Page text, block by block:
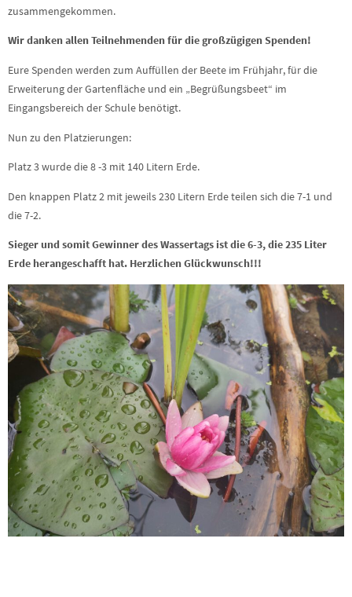
zusammengekommen.
Wir danken allen Teilnehmenden für die großzügigen Spenden!
Eure Spenden werden zum Auffüllen der Beete im Frühjahr, für die
Erweiterung der Gartenfläche und ein „Begrüßungsbeet“ im
Eingangsbereich der Schule benötigt.
Nun zu den Platzierungen:
Platz 3 wurde die 8 -3 mit 140 Litern Erde.
Den knappen Platz 2 mit jeweils 230 Litern Erde teilen sich die 7-1 und
die 7-2.
Sieger und somit Gewinner des Wassertags ist die 6-3, die 235 Liter
Erde herangeschafft hat. Herzlichen Glückwunsch!!!